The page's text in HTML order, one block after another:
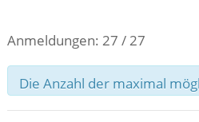
Anmeldungen: 27 / 27
Die Anzahl der maximal